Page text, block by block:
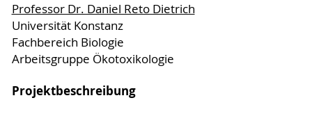
Professor Dr. Daniel Reto Dietrich
Universität Konstanz
Fachbereich Biologie
Arbeitsgruppe Ökotoxikologie
Projektbeschreibung